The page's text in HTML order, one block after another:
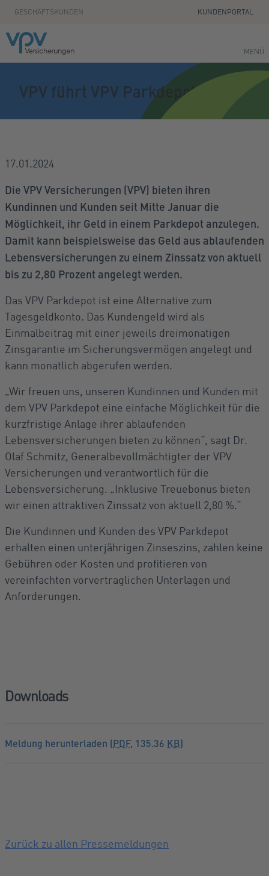
Zum Seiteninhalt springen
GESCHÄFTSKUNDEN KUNDENPORTAL
MENÜ
VPV führt VPV Parkdepot ein
17.01.2024
Die VPV Versicherungen (VPV) bieten ihren
Kundinnen und Kunden seit Mitte Januar die
Möglichkeit, ihr Geld in einem Parkdepot anzulegen.
Damit kann beispielsweise das Geld aus ablaufenden
Lebensversicherungen zu einem Zinssatz von aktuell
bis zu 2,80 Prozent angelegt werden.
Das VPV Parkdepot ist eine Alternative zum
Tagesgeldkonto. Das Kundengeld wird als
Einmalbeitrag mit einer jeweils dreimonatigen
Zinsgarantie im Sicherungsvermögen angelegt und
kann monatlich abgerufen werden.
„Wir freuen uns, unseren Kundinnen und Kunden mit
dem VPV Parkdepot eine einfache Möglichkeit für die
kurzfristige Anlage ihrer ablaufenden
Lebensversicherungen bieten zu können“, sagt Dr.
Olaf Schmitz, Generalbevollmächtigter der VPV
Versicherungen und verantwortlich für die
Lebensversicherung. „Inklusive Treuebonus bieten
wir einen attraktiven Zinssatz von aktuell 2,80 %.“
Die Kundinnen und Kunden des VPV Parkdepot
erhalten einen unterjährigen Zinseszins, zahlen keine
Gebühren oder Kosten und profitieren von
vereinfachten vorvertraglichen Unterlagen und
Anforderungen.
Downloads
Meldung herunterladen (PDF, 135.36 KB)
Zurück zu allen Pressemeldungen